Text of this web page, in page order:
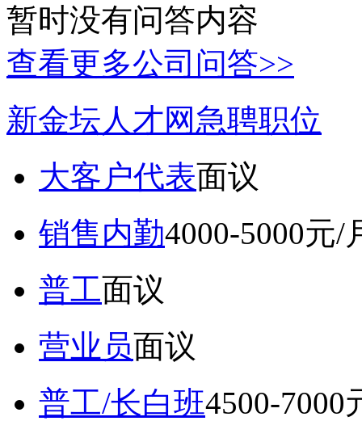
暂时没有问答内容
查看更多公司问答>>
新金坛人才网急聘职位
大客户代表面议
销售内勤4000-5000元/
普工面议
营业员面议
普工/长白班4500-7000